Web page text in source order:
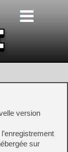
version
sur